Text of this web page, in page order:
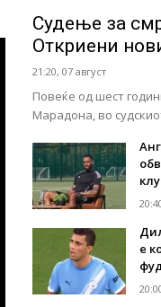
Судење за
Откриени
21:20, 07 август
Повеќе од шест
Марадона, во
е